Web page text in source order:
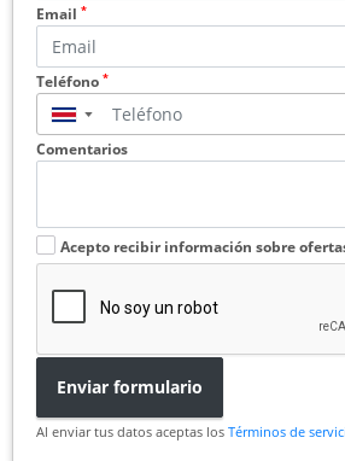
Email *
Teléfono *
▼
Comentarios
Acepto recibir información sobre
Enviar formulario
Al enviar tus datos aceptas los Términos de